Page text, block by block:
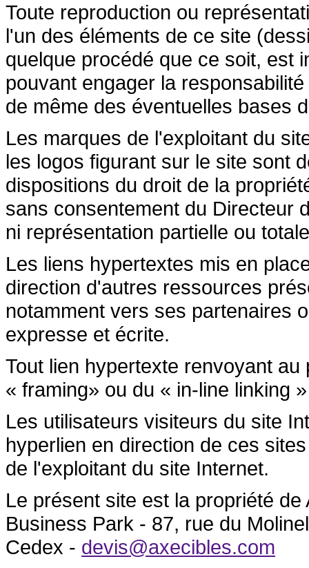
Toute reproduction ou
l'un des éléments de ce site
quelque procédé que ce soit, est
pouvant engager la
de même des éventuelles bases
Les marques de l'exploitant du
les logos figurant sur le site sont
dispositions du droit de la
sans consentement du Directeur
ni représentation partielle ou
Les liens hypertextes mis en
direction d'autres ressources
notamment vers ses partenaires
expresse et écrite.
Tout lien hypertexte renvoyant
« framing» ou du « in-line linking
Les utilisateurs visiteurs du site
hyperlien en direction de ces
de l'exploitant du site Internet.
Le présent site est la propriété
Business Park - 87, rue du
Cedex - devis@axecibles.com